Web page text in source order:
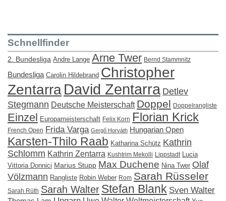
Schnellfinder
2. Bundesliga Andre Lange Arne Twer Bernd Stammnitz
Bundesliga Carolin Hildebrand Christopher
ZentarraDavid Zentarra Detlev
Stegmann Deutsche Meisterschaft Doppel Doppelrangliste
Einzel Europameisterschaft Felix Korn Florian Krick
French Open Frida Varga Gergő Horváth Hungarian Open
Karsten-Thilo Raab Katharina Schütz Kathrin
Schlomm Kathrin Zentarra Kushtrim Mekolli Lippstadt Lucia
Vittoria Donnici Marius Stupp Max Duchene Nina Twer Olaf
Völzmann Rangliste Robin Weber Rom Sarah Rüsseler
Sarah Rüth Sarah Walter Stefan Blank Sven Walter